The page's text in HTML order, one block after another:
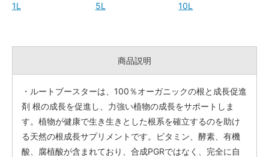
1L
5L
10L
商品説明
・ルートブースターは、100％オーガニックの根と成長促進
剤 根の成長を促進し、力強い植物の成長をサポートしま
す。植物が健康で生き生きとした根系を確立するのを助け
る天然の根成長サプリメントです。ビタミン、酵素、有機
酸、腐植酸が含まれており、合成PGRではなく、完全に自